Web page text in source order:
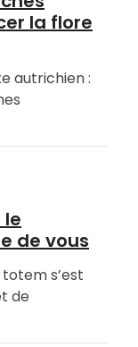
la flore
autrichien :
de vous
s’est
de